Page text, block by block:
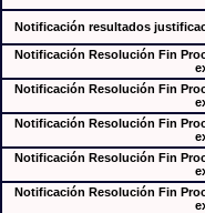
Notificación resultados
Notificación Resolución Fin
Notificación Resolución Fin
Notificación Resolución Fin
Notificación Resolución Fin
Notificación Resolución Fin